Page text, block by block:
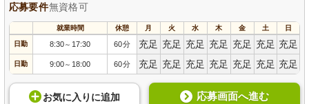
応募要件無資格可
就業時間 休憩 月 火 水 木 金 土 日
日勤 8:30～ 17:30 60分 充足 充足 充足 充足 充足 充足 充足
日勤 9:00～ 18:00 60分 充足 充足 充足 充足 充足 充足 充足
お気に入り に追加 応募画面へ進む